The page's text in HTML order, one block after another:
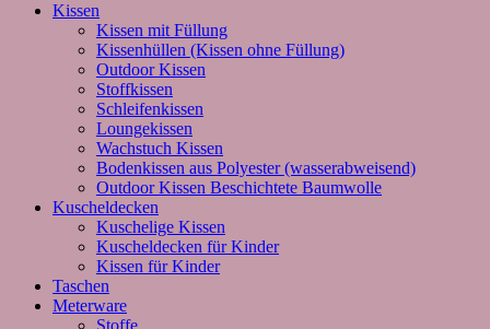
Kissen
Kissen mit Füllung
Kissenhüllen (Kissen ohne Füllung)
Outdoor Kissen
Stoffkissen
Schleifenkissen
Loungekissen
Wachstuch Kissen
Bodenkissen aus Polyester (wasserabweisend)
Outdoor Kissen Beschichtete Baumwolle
Kuscheldecken
Kuschelige Kissen
Kuscheldecken für Kinder
Kissen für Kinder
Taschen
Meterware
Stoffe